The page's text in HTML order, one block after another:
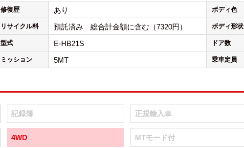
修復歴 あり ボディ色
リサイクル料 預託済み 総合計金額に含む（7320円） ボディ形状
型式 E-HB21S ドア数
ミッション 5MT 乗車定員
記録簿 正規輸入車
4WD MTモード付